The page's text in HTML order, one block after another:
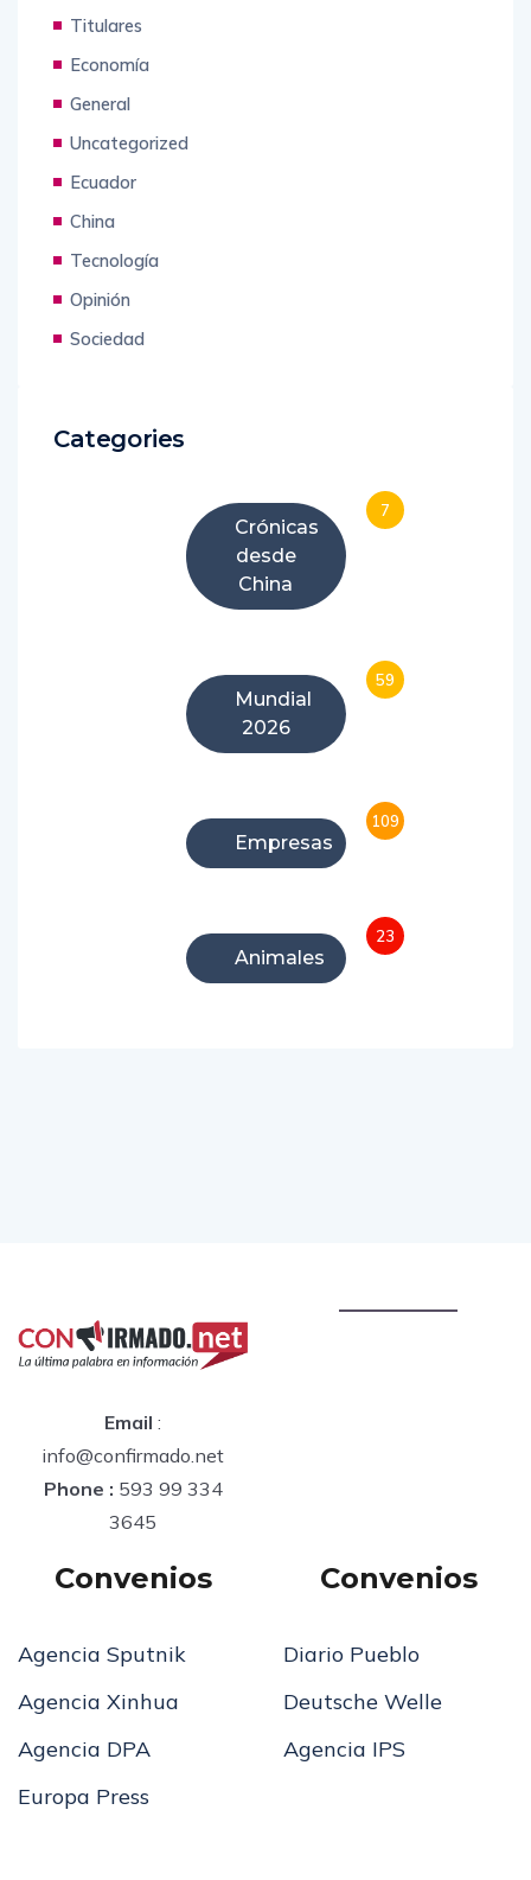
Titulares
Economía
General
Uncategorized
Ecuador
China
Tecnología
Opinión
Sociedad
Categories
Crónicas
desde
China
7
Mundial
2026
59
Empresas
109
Animales
23
Email :
info@confirmado.net
Phone : 593 99 334
3645
Convenios
Agencia Sputnik
Agencia Xinhua
Agencia DPA
Europa Press
Convenios
Diario Pueblo
Deutsche Welle
Agencia IPS